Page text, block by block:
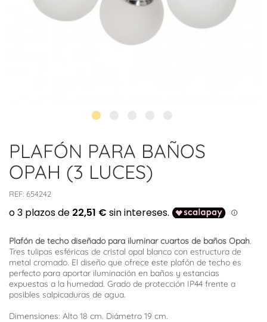
PLAFÓN PARA BAÑOS
OPAH (3 LUCES)
REF: 654242
Plafón de techo diseñado para iluminar cuartos de baños Opah.
Tres tulipas esféricas de cristal opal blanco con estructura de
metal cromado. El diseño que ofrece este plafón de techo es
perfecto para aportar iluminación en baños y estancias
expuestas a la humedad. Grado de protección IP44 frente a
posibles salpicaduras de agua.
Dimensiones: Alto 18 cm. Diámetro 19 cm.